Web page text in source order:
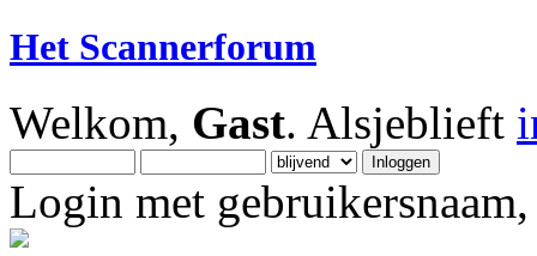
Het Scannerforum
Welkom, Gast. Alsjeblieft
Login met